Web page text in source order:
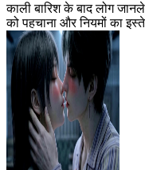
काली बारिश के बाद लोग
को पहचाना और नियमों का